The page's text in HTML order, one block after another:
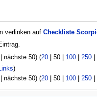
verlinken auf Checkliste
nächste 50) (20| 50| 100| 250|
)
nächste 50) (20| 50| 100| 250|